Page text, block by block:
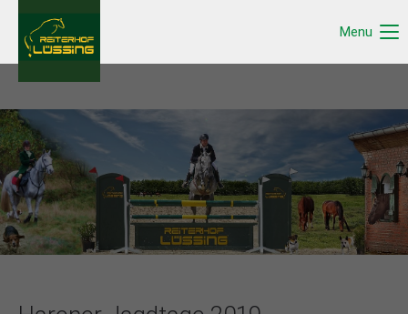
Menu